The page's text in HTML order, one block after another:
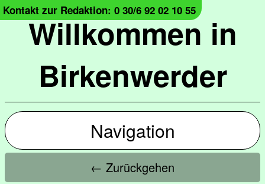
Willkommen in
Birkenwerder
Kontakt zur Redaktion: 0 30/6 92 02 10 55
Navigation
← Zurückgehen